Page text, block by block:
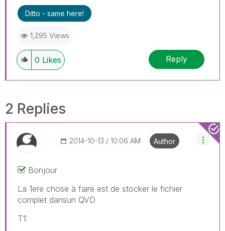
Ditto - same here!
1,295 Views
0 Likes Reply
2 Replies
‎2014-10-13 10:06 AM Author
Bonjour
La 1ere chose à faire est de stocker le fichier
complet dansun QVD
T1: